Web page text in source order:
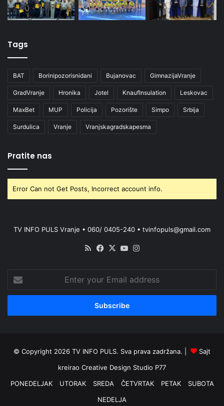
Tags
BAT Borinipozorisnidani Bujanovac GimnazijaVranje
GradVranje Hronika Jotel KnaufInsulation Leskovac
MaxBet MUP Policija Pozorište Simpo Srbija
Surdulica Vranje Vranjskagradskapesma
Pratite nas
Error Can not Get Posts, Incorrect account info.
TV INFO PULS Vranje • 060/ 0405-240 • tvinfopuls@gmail.com
RSS Facebook
X YouTube
your
Email
© Copyright 2026 TV INFO PULS. Sva prava zadržana. |
Sajt
kreirao Creative Design Studio P77
PONEDELJAK
UTORAK SREDA ČETVRTAK PETAK
SUBOTA
NEDELJA